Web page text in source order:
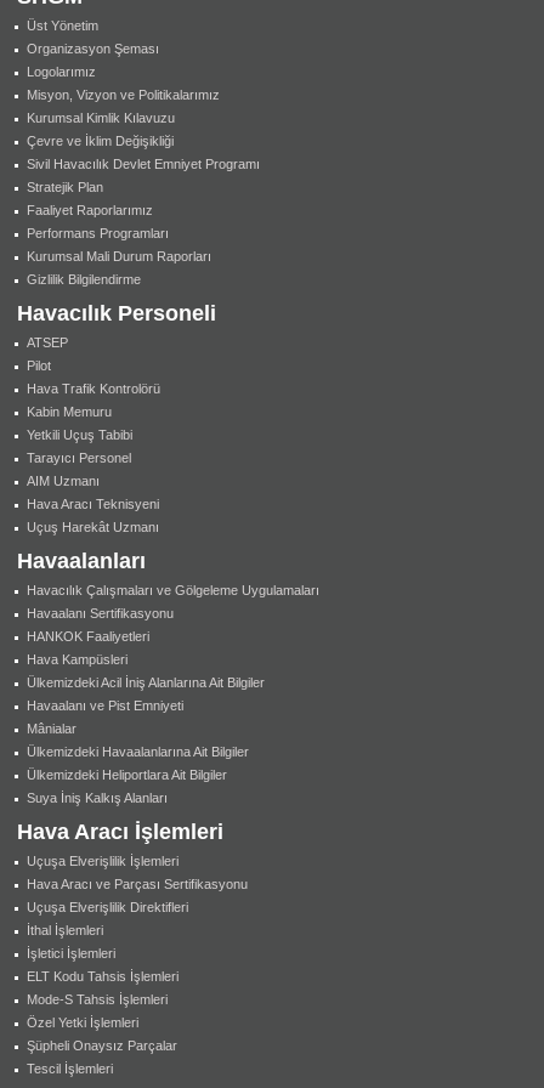
Üst Yönetim
Organizasyon Şeması
Logolarımız
Misyon, Vizyon ve Politikalarımız
Kurumsal Kimlik Kılavuzu
Çevre ve İklim Değişikliği
Sivil Havacılık Devlet Emniyet Programı
Stratejik Plan
Faaliyet Raporlarımız
Performans Programları
Kurumsal Mali Durum Raporları
Gizlilik Bilgilendirme
Havacılık Personeli
ATSEP
Pilot
Hava Trafik Kontrolörü
Kabin Memuru
Yetkili Uçuş Tabibi
Tarayıcı Personel
AIM Uzmanı
Hava Aracı Teknisyeni
Uçuş Harekât Uzmanı
Havaalanları
Havacılık Çalışmaları ve Gölgeleme Uygulamaları
Havaalanı Sertifikasyonu
HANKOK Faaliyetleri
Hava Kampüsleri
Ülkemizdeki Acil İniş Alanlarına Ait Bilgiler
Havaalanı ve Pist Emniyeti
Mânialar
Ülkemizdeki Havaalanlarına Ait Bilgiler
Ülkemizdeki Heliportlara Ait Bilgiler
Suya İniş Kalkış Alanları
Hava Aracı İşlemleri
Uçuşa Elverişlilik İşlemleri
Hava Aracı ve Parçası Sertifikasyonu
Uçuşa Elverişlilik Direktifleri
İthal İşlemleri
İşletici İşlemleri
ELT Kodu Tahsis İşlemleri
Mode-S Tahsis İşlemleri
Özel Yetki İşlemleri
Şüpheli Onaysız Parçalar
Tescil İşlemleri